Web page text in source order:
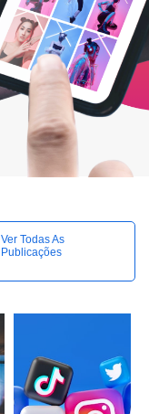
Ver Todas As
Publicações